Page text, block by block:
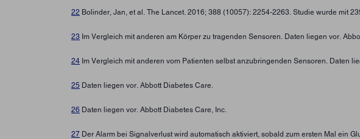
22 Bolinder, Jan, et al. The Lancet. 2016; 388 (10057): 2254-2263. Studie wurde mit
23 Im Vergleich mit anderen am Körper zu tragenden Sensoren. Daten liegen vor.
24 Im Vergleich mit anderen vom Patienten selbst anzubringenden Sensoren. Daten
25 Daten liegen vor. Abbott Diabetes Care.
26 Daten liegen vor. Abbott Diabetes Care, Inc.
27 Der Alarm bei Signalverlust wird automatisch aktiviert, sobald zum ersten Mal ein